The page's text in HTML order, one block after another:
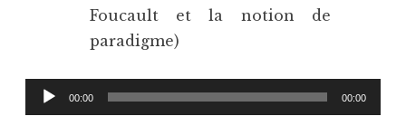
Foucault et la notion de
paradigme)
Lecteur
audio
00:00 00:00